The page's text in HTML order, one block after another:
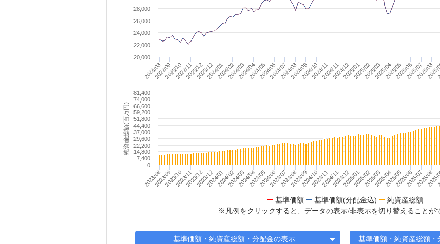
2023/082023/092023/102023/112023/122023/122024/012024/022024/032024/042024/052024/062024/072024/082024/092024/102024/112024/112024/122025/012025/022025/032025/042025/052025/062025/072025/08
20,000
22,000
24,000
26,000
28,000
純資産総額(百万円)
2023/082023/092023/102023/112023/122023/122024/012024/022024/032024/042024/052024/062024/072024/082024/092024/102024/112024/112024/122025/012025/022025/032025/042025/052025/062025/072025/08
0
7,400
14,800
22,200
29,600
37,000
44,400
51,800
59,200
66,600
74,000
81,400
基準価額 基準価額(分配金込)
純資産総額
※凡例をクリックすると、データの表示/非表示を切り替えることが
基準価額・純資産総額・分配金の表示 基準価額・純資産総額・